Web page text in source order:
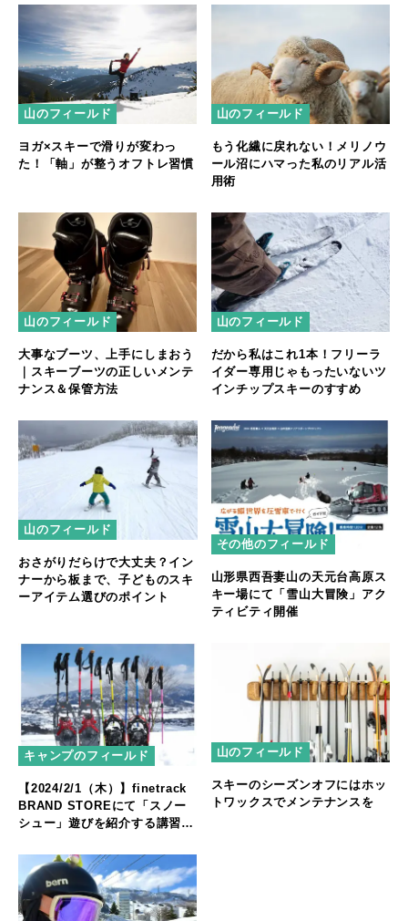
山のフィールド
ヨガ×スキーで滑りが変わっ
た！「軸」が整うオフトレ習慣
山のフィールド
もう化繊に戻れない！メリノウ
ール沼にハマった私のリアル活
用術
山のフィールド
大事なブーツ、上手にしまおう
｜スキーブーツの正しいメンテ
ナンス＆保管方法
山のフィールド
だから私はこれ1本！フリーラ
イダー専用じゃもったいないツ
インチップスキーのすすめ
山のフィールド
おさがりだらけで大丈夫？イン
ナーから板まで、子どものスキ
ーアイテム選びのポイント
その他のフィールド
山形県西吾妻山の天元台高原ス
キー場にて「雪山大冒険」アク
ティビティ開催
キャンプのフィールド
【2024/2/1（木）】finetrack
BRAND STOREにて「スノー
シュー」遊びを紹介する講習会
山のフィールド
スキーのシーズンオフにはホッ
トワックスでメンテナンスを